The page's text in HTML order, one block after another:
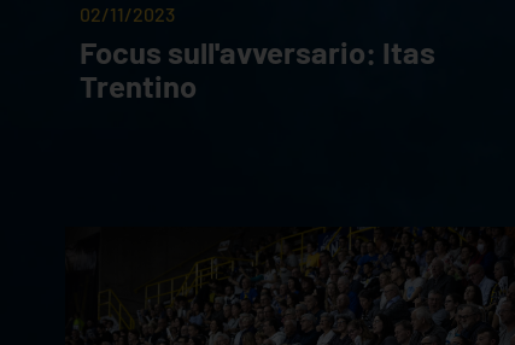
02/11/2023
Focus sull'avversario: Itas
Trentino